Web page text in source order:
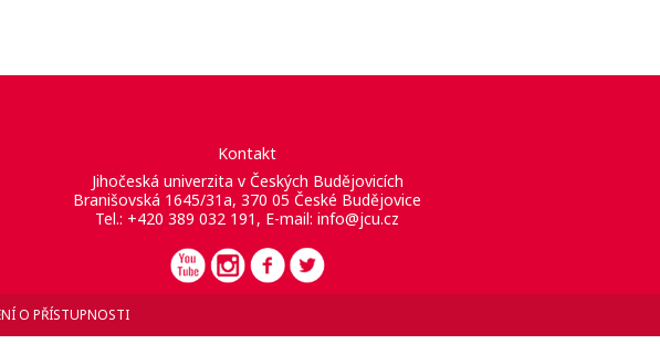
Kontakt
Jihočeská univerzita v Českých Budějovicích
Branišovská 1645/31a, 370 05 České Budějovice
Tel.: +420 389 032 191, E-mail: info@jcu.cz
O PŘÍSTUPNOSTI